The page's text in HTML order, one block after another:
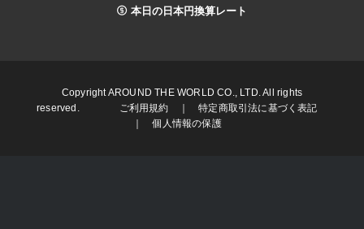
本日の日本円換算レート
Copyright AROUND THE WORLD CO., LTD. All rights
reserved. ご利用規約 ｜特定商取引法に基づく表記
｜個人情報の保護